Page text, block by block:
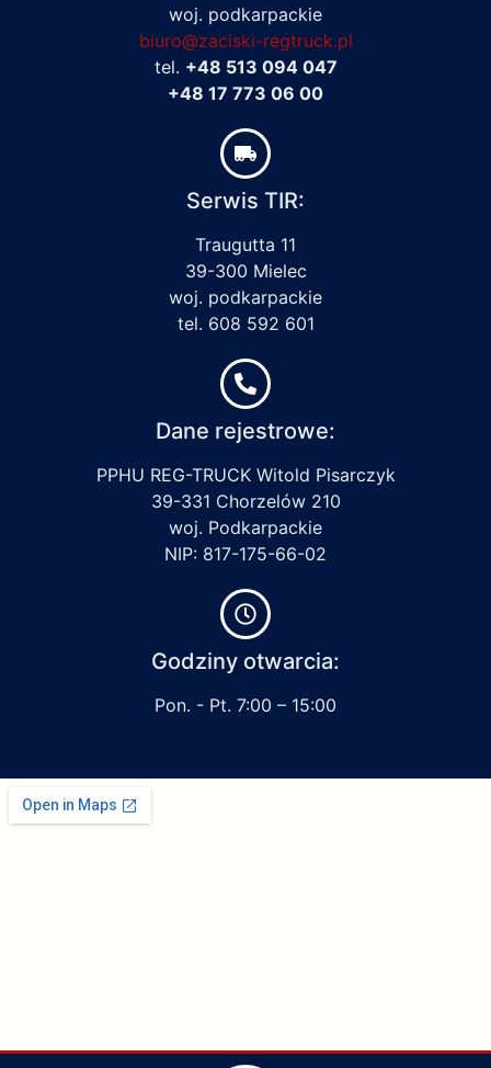
woj. podkarpackie
biuro@zaciski-regtruck.pl
tel. +48 513 094 047
+48 17 773 06 00
Serwis TIR:
Traugutta 11
39-300 Mielec
woj. podkarpackie
tel. 608 592 601
Dane rejestrowe:
PPHU REG-TRUCK Witold Pisarczyk
39-331 Chorzelów 210
woj. Podkarpackie
NIP: 817-175-66-02
Godziny otwarcia:
Pon. - Pt. 7:00 – 15:00